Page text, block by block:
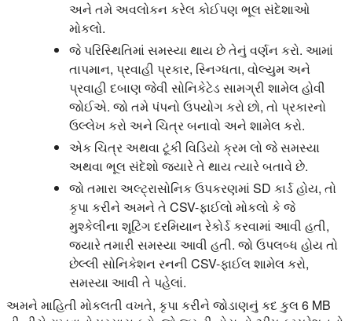
અને તમે અવલોકન કરેલ કોઈપણ ભૂલ સંદેશાઓ
મોકલો.
જે પરિસ્થિતિમાં સમસ્યા થાય છે તેનું વર્ણન કરો. આમાં
તાપમાન, પ્રવાહી પ્રકાર, સ્નિગ્ધતા, વોલ્યુમ અને
પ્રવાહી દબાણ જેવી સોનિકેટેડ સામગ્રી શામેલ હોવી
જોઈએ. જો તમે પંપનો ઉપયોગ કરો છો, તો પ્રકારનો
ઉલ્લેખ કરો અને ચિત્ર બનાવો અને શામેલ કરો.
એક ચિત્ર અથવા ટૂંકી વિડિયો ક્રમ લો જે સમસ્યા
અથવા ભૂલ સંદેશો જ્યારે તે થાય ત્યારે બતાવે છે.
જો તમારા અલ્ટ્રાસોનિક ઉપકરણમાં SD કાર્ડ હોય, તો
કૃપા કરીને અમને તે CSV-ફાઈલો મોકલો કે જે
મુશ્કેલીના શૂટિંગ દરમિયાન રેકોર્ડ કરવામાં આવી હતી,
જ્યારે તમારી સમસ્યા આવી હતી. જો ઉપલબ્ધ હોય તો
છેલ્લી સોનિકેશન રનની CSV-ફાઈલ શામેલ કરો,
સમસ્યા આવી તે પહેલાં.
અમને માહિતી મોકલતી વખતે, કૃપા કરીને જોડાણનું કદ કુલ 6 MB